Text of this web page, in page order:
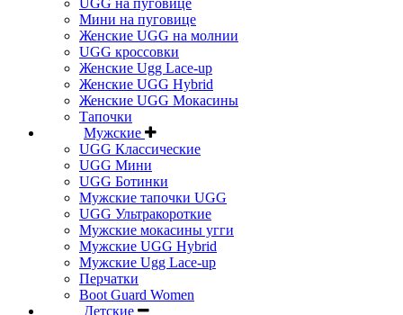
UGG на пуговице
Мини на пуговице
Женские UGG на молнии
UGG кроссовки
Женские Ugg Lace-up
Женские UGG Hybrid
Женские UGG Мокасины
Тапочки
Мужские
UGG Классические
UGG Мини
UGG Ботинки
Мужские тапочки UGG
UGG Ультракороткие
Мужские мокасины угги
Мужские UGG Hybrid
Мужские Ugg Lace-up
Перчатки
Boot Guard Women
Детские